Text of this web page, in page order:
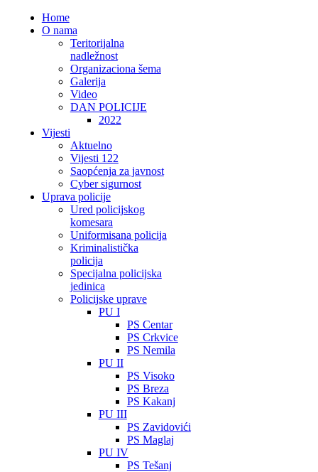
Home
O nama
Teritorijalna
nadležnost
Organizaciona šema
Galerija
Video
DAN POLICIJE
2022
Vijesti
Aktuelno
Vijesti 122
Saopćenja za javnost
Cyber sigurnost
Uprava policije
Ured policijskog
komesara
Uniformisana policija
Kriminalistička
policija
Specijalna policijska
jedinica
Policijske uprave
PU I
PS Centar
PS Crkvice
PS Nemila
PU II
PS Visoko
PS Breza
PS Kakanj
PU III
PS Zavidovići
PS Maglaj
PU IV
PS Tešanj